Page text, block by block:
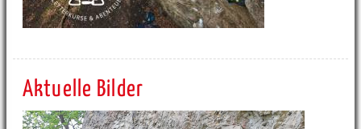
Aktuelle Bilder